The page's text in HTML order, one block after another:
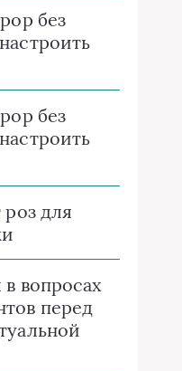
без
без
роз для
в вопросах
перед